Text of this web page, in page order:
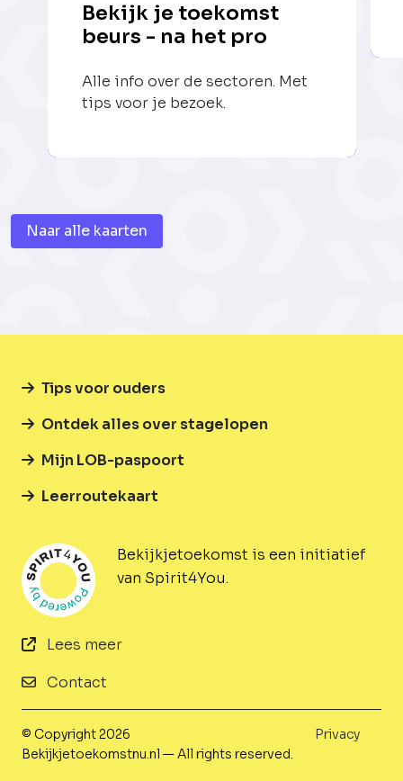
Bekijk je toekomst
beurs - na het pro
Alle info over de sectoren. Met
tips voor je bezoek.
Naar alle kaarten
Bekijkjetoekomst is een initiatief
van Spirit4You.
Lees meer
Contact
Tips voor ouders
Ontdek alles over stagelopen
Mijn LOB-paspoort
Leerroutekaart
© Copyright 2026
Bekijkjetoekomstnu.nl — All rights reserved.
Privacy